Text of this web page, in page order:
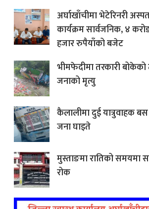
अर्घाखाँचीमा भेटेरिनरी
कार्यक्रम सार्वजनिक, ४
हजार रुपैयाँको बजेट
भीमफेदीमा तरकारी बोकेको
जनाको मृत्यु
कैलालीमा दुई यात्रुवाहक
जना घाइते
मुस्ताङमा रातिको समयमा
रोक